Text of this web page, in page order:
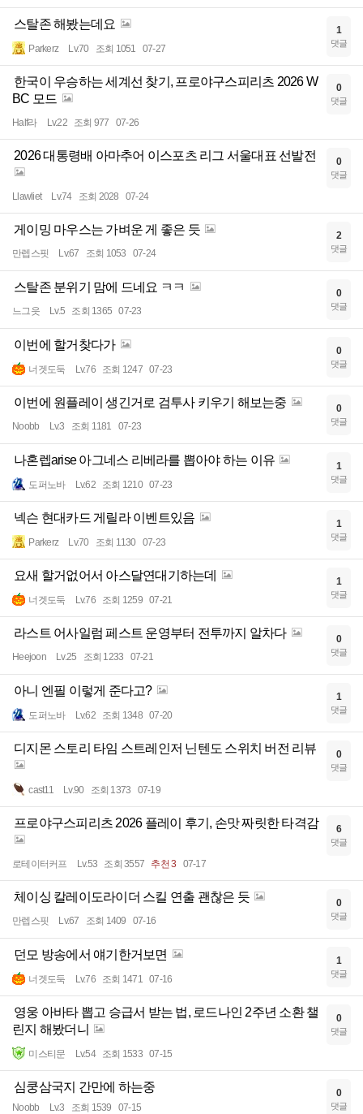
스탈존 해봤는데요
Parkerz Lv.70 조회 1051 07-27
1
댓글
한국이 우승하는 세계선 찾기, 프로야구스피리츠 2026 W
BC 모드
Half라 Lv.22 조회 977 07-26
0
댓글
2026 대통령배 아마추어 이스포츠 리그 서울대표 선발전
Llawliet Lv.74 조회 2028 07-24
0
댓글
게이밍 마우스는 가벼운 게 좋은 듯
만렙스핏 Lv.67 조회 1053 07-24
2
댓글
스탈존 분위기 맘에 드네요 ㅋㅋ
느그읏 Lv.5 조회 1365 07-23
0
댓글
이번에 할거찾다가
너겟도둑 Lv.76 조회 1247 07-23
0
댓글
이번에 원플레이 생긴거로 검투사 키우기 해보는중
Noobb Lv.3 조회 1181 07-23
0
댓글
나혼렙arise 아그네스 리베라를 뽑아야 하는 이유
도퍼노바 Lv.62 조회 1210 07-23
1
댓글
넥슨 현대카드 게릴라 이벤트있음
Parkerz Lv.70 조회 1130 07-23
1
댓글
요새 할거없어서 아스달연대기하는데
너겟도둑 Lv.76 조회 1259 07-21
1
댓글
라스트 어사일럼 페스트 운영부터 전투까지 알차다
Heejoon Lv.25 조회 1233 07-21
0
댓글
아니 엔필 이렇게 준다고?
도퍼노바 Lv.62 조회 1348 07-20
1
댓글
디지몬 스토리 타임 스트레인저 닌텐도 스위치 버전 리뷰
cast11 Lv.90 조회 1373 07-19
0
댓글
프로야구스피리츠 2026 플레이 후기, 손맛 짜릿한 타격감
로테이터커프 Lv.53 조회 3557 추천 3 07-17
6
댓글
체이싱 칼레이도라이더 스킬 연출 괜찮은 듯
만렙스핏 Lv.67 조회 1409 07-16
0
댓글
던모 방송에서 얘기한거보면
너겟도둑 Lv.76 조회 1471 07-16
1
댓글
영웅 아바타 뽑고 승급서 받는 법, 로드나인 2주년 소환 챌
린지 해봤더니
미스티문 Lv.54 조회 1533 07-15
0
댓글
심쿵삼국지 간만에 하는중
Noobb Lv.3 조회 1539 07-15
0
댓글